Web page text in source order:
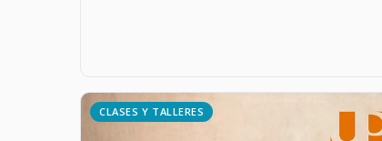
CLASES Y TALLERES